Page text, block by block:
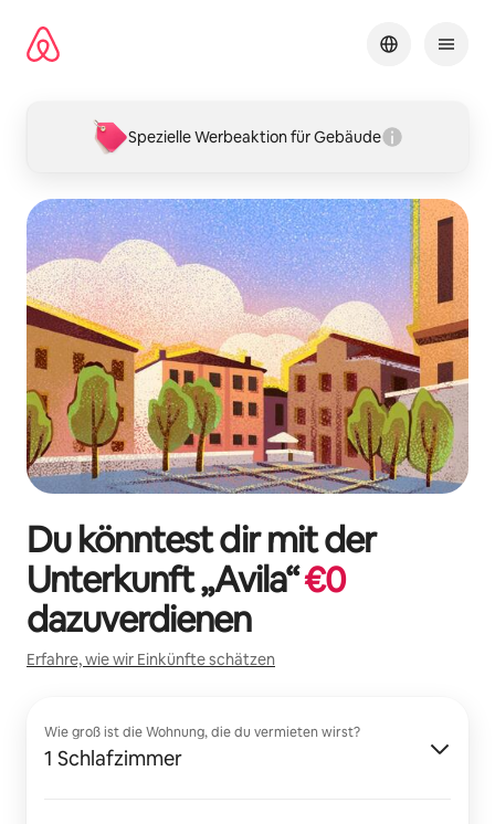
Inhalten
springen
Spezielle Werbeaktion für Gebäude
Du könntest dir mit der
Unterkunft „Avila“€0
dazuverdienen
Erfahre, wie wir Einkünfte schätzen
Wie groß ist die Wohnung, die du vermieten wirst?
1 Schlafzimmer